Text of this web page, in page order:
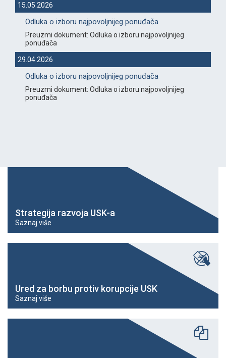
15.05.2026
Odluka o izboru najpovoljnijeg ponuđača
Preuzmi dokument: Odluka o izboru najpovoljnijeg
ponuđača
29.04.2026
Odluka o izboru najpovoljnijeg ponuđača
Preuzmi dokument: Odluka o izboru najpovoljnijeg
ponuđača
Strategija razvoja USK-a
Saznaj više
Ured za borbu protiv korupcije USK
Saznaj više